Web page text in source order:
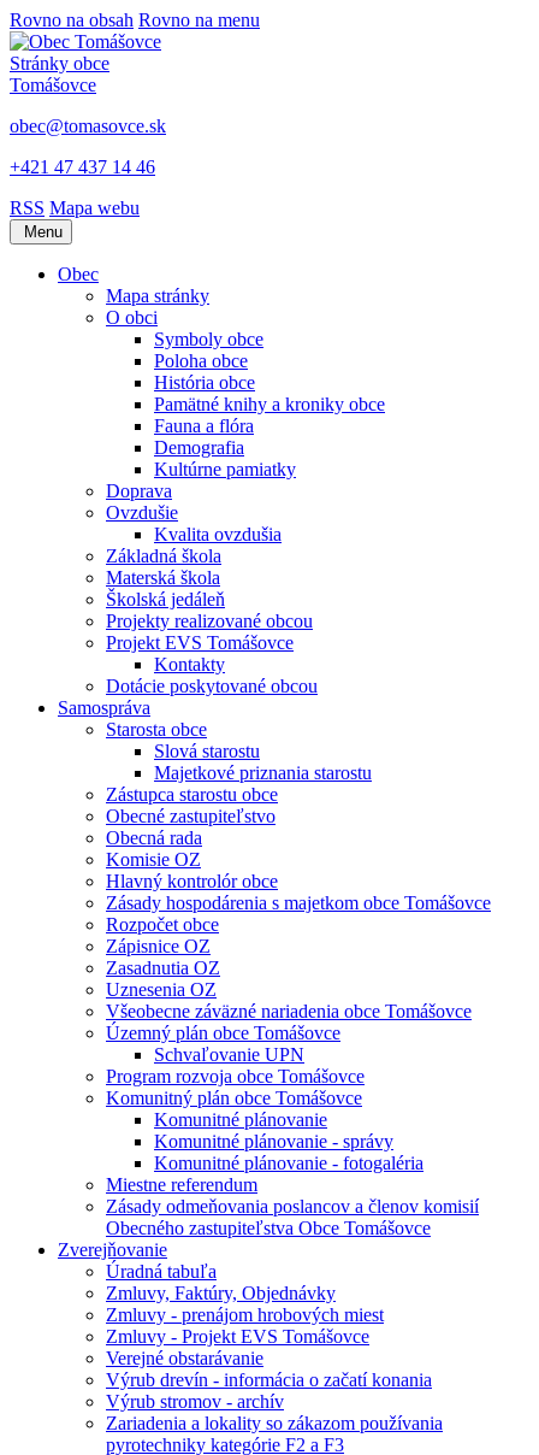
Rovno na obsah Rovno na menu
Stránky obce
Tomášovce
obec@tomasovce.sk
+421 47 437 14 46
RSS Mapa webu
Menu
Obec
Mapa stránky
O obci
Symboly obce
Poloha obce
História obce
Pamätné knihy a kroniky obce
Fauna a flóra
Demografia
Kultúrne pamiatky
Doprava
Ovzdušie
Kvalita ovzdušia
Základná škola
Materská škola
Školská jedáleň
Projekty realizované obcou
Projekt EVS Tomášovce
Kontakty
Dotácie poskytované obcou
Samospráva
Starosta obce
Slová starostu
Majetkové priznania starostu
Zástupca starostu obce
Obecné zastupiteľstvo
Obecná rada
Komisie OZ
Hlavný kontrolór obce
Zásady hospodárenia s majetkom obce Tomášovce
Rozpočet obce
Zápisnice OZ
Zasadnutia OZ
Uznesenia OZ
Všeobecne záväzné nariadenia obce Tomášovce
Územný plán obce Tomášovce
Schvaľovanie UPN
Program rozvoja obce Tomášovce
Komunitný plán obce Tomášovce
Komunitné plánovanie
Komunitné plánovanie - správy
Komunitné plánovanie - fotogaléria
Miestne referendum
Zásady odmeňovania poslancov a členov komisií
Obecného zastupiteľstva Obce Tomášovce
Zverejňovanie
Úradná tabuľa
Zmluvy, Faktúry, Objednávky
Zmluvy - prenájom hrobových miest
Zmluvy - Projekt EVS Tomášovce
Verejné obstarávanie
Výrub drevín - informácia o začatí konania
Výrub stromov - archív
Zariadenia a lokality so zákazom používania
pyrotechniky kategórie F2 a F3